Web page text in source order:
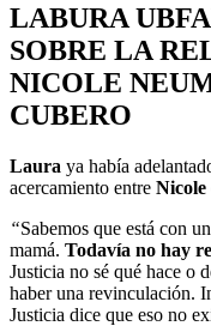
LABURA
SOBRE LA
NICOLE
CUBERO
Laura ya había
acercamiento entre Nicole
“Sabemos que está con
mamá. Todavía no hay
Justicia no sé qué hace o
haber una revinculación.
Justicia dice que eso no